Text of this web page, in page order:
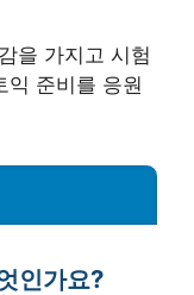
을 가지고 시험
익 준비를 응원
인가요?